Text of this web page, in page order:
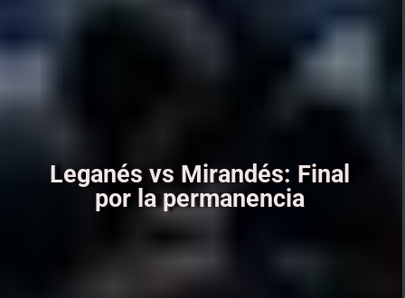
Leganés vs Mirandés: Final
por la permanencia